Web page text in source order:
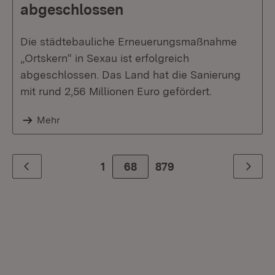
abgeschlossen
Die städtebauliche Erneuerungsmaßnahme
„Ortskern“ in Sexau ist erfolgreich
abgeschlossen. Das Land hat die Sanierung
mit rund 2,56 Millionen Euro gefördert.
Mehr
Zurück 1 68 Zur letzte Seite
879 Weiter